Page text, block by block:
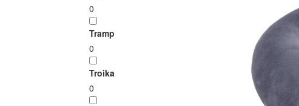
0
Tramp
0
Troika
0